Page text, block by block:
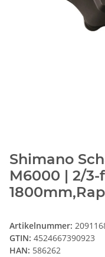
Shimano
M6000 | 2/3-
Artikelnummer:
GTIN: 4524667390923
HAN: 586262